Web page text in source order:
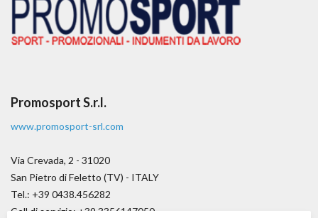
Promosport S.r.l.
www.promosport-srl.com
Via Crevada, 2 - 31020
San Pietro di Feletto (TV) - ITALY
Tel.: +39 0438.456282
Cell di servizio: +39.3356147050